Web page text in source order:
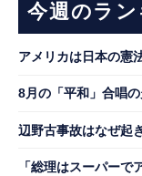
今週のラ
アメリカは日本の憲
8月の「平和」合唱
辺野古事故はなぜ起
「総理はスーパー